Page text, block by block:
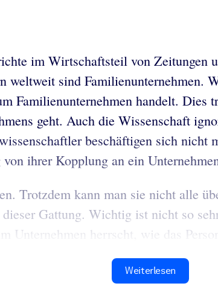
im Wirtschaftsteil von
weltweit sind Familienunternehmen.
Familienunternehmen handelt.
geht. Auch die Wissenschaft
beschäftigen sich
ihrer Kopplung an ein
Trotzdem kann man sie nicht alle
Gattung. Wichtig ist nicht so
Unternehmen herrscht, wie das
Weiterlesen